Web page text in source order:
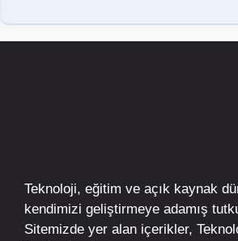
Teknoloji, eğitim ve açık kaynak
kendimizi geliştirmeye adamış
Sitemizde yer alan içerikler,